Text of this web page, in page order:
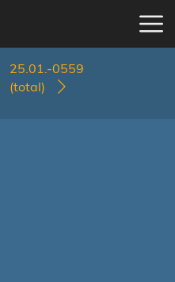
25.01.-0559
(total)